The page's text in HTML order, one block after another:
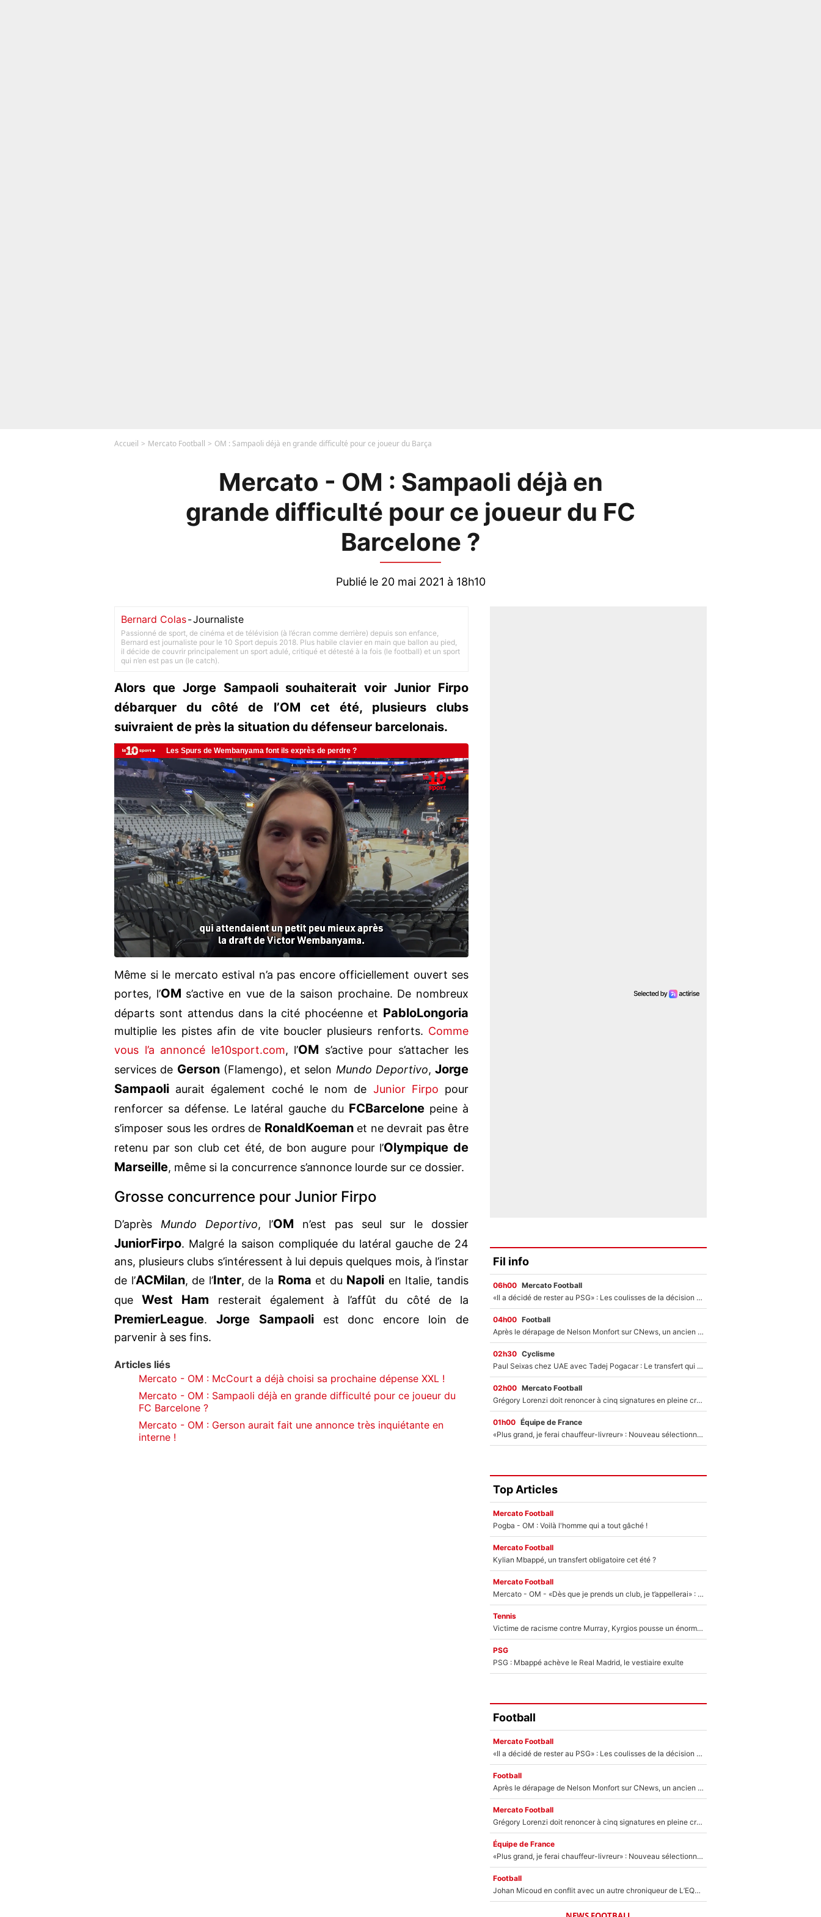
Accueil Mercato Football OM : Sampaoli déjà en grande difficulté pour ce joueur du Barça
Mercato - OM : Sampaoli déjà en
grande difficulté pour ce joueur du FC
Barcelone ?
Publié le 20 mai 2021 à 18h10
Bernard Colas-Journaliste
Passionné de sport, de cinéma et de télévision (à l’écran comme derrière) depuis son enfance,
Bernard est journaliste pour le 10 Sport depuis 2018. Plus habile clavier en main que ballon au pied,
il décide de couvrir principalement un sport adulé, critiqué et détesté à la fois (le football) et un sport
qui n’en est pas un (le catch).
Alors que Jorge Sampaoli souhaiterait voir Junior Firpo
débarquer du côté de l’OM cet été, plusieurs clubs
suivraient de près la situation du défenseur barcelonais.
Même si le mercato estival n’a pas encore officiellement ouvert ses
portes, l’OM s’active en vue de la saison prochaine. De nombreux
départs sont attendus dans la cité phocéenne et PabloLongoria
multiplie les pistes afin de vite boucler plusieurs renforts. Comme
vous l’a annoncé le10sport.com, l’OM s’active pour s’attacher les
services de Gerson(Flamengo), et selon Mundo Deportivo, Jorge
Sampaoli aurait également coché le nom de Junior Firpo pour
renforcer sa défense. Le latéral gauche du FCBarcelonepeine à
s’imposer sous les ordres de RonaldKoemanet ne devrait pas être
retenu par son club cet été, de bon augure pour l’Olympique de
Marseille, même si la concurrence s’annonce lourde sur ce dossier.
Grosse concurrence pour Junior Firpo
D’après Mundo Deportivo, l’OM n’est pas seul sur le dossier
JuniorFirpo. Malgré la saison compliquée du latéral gauche de 24
ans, plusieurs clubs s’intéressent à lui depuis quelques mois, à l’instar
de l’ACMilan, de l’Inter, de la Roma et du Napoli en Italie, tandis
queWest Ham resterait également à l’affût du côté de la
PremierLeague. Jorge Sampaoliest donc encore loin de
parvenir à ses fins.
Articles liés
Mercato - OM : McCourt a déjà choisi sa prochaine dépense XXL !
Mercato - OM : Sampaoli déjà en grande difficulté pour ce joueur du
FC Barcelone ?
Mercato - OM : Gerson aurait fait une annonce très inquiétante en
interne !
Fil info
06h00 Mercato Football
«Il a décidé de rester au PSG» : Les coulisses de la décision de Lucas Chevalier pour son transfert
04h00 Football
Après le dérapage de Nelson Monfort sur CNews, un ancien journaliste de France Télévisions relance la polémique sur les incendies en Gironde
02h30 Cyclisme
Paul Seixas chez UAE avec Tadej Pogacar : Le transfert qui effraie le peloton, «c’est la pire des choses qui puisse arriver»
02h00 Mercato Football
Grégory Lorenzi doit renoncer à cinq signatures en pleine crise financière : L’IA propose sept noms à l’OM pour un mercato réussi... à seulement 5M€ !
01h00 Équipe de France
«Plus grand, je ferai chauffeur-livreur» : Nouveau sélectionneur des Bleus, Zinédine Zidane s’était imaginé un avenir très différent lorsqu'il était enfant
Top Articles
Mercato Football
Pogba - OM : Voilà l'homme qui a tout gâché !
Mercato Football
Kylian Mbappé, un transfert obligatoire cet été ?
Mercato Football
Mercato - OM - «Dès que je prends un club, je t’appellerai» : La promesse de Marcelino au moment de claquer la porte
Tennis
Victime de racisme contre Murray, Kyrgios pousse un énorme coup de gueule !
PSG
PSG : Mbappé achève le Real Madrid, le vestiaire exulte
Football
Mercato Football
«Il a décidé de rester au PSG» : Les coulisses de la décision de Lucas Chevalier pour son transfert
Football
Après le dérapage de Nelson Monfort sur CNews, un ancien journaliste de France Télévisions relance la polémique sur les incendies en Gironde
Mercato Football
Grégory Lorenzi doit renoncer à cinq signatures en pleine crise financière : L’IA propose sept noms à l’OM pour un mercato réussi... à seulement 5M€ !
Équipe de France
«Plus grand, je ferai chauffeur-livreur» : Nouveau sélectionneur des Bleus, Zinédine Zidane s’était imaginé un avenir très différent lorsqu'il était enfant
Football
Johan Micoud en conflit avec un autre chroniqueur de L’EQUIPE du Soir : «Pendant un moment, je ne les ai pas remis ensemble dans l'émission»